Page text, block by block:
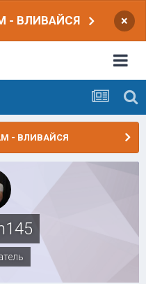
- ВЛИВАЙСЯ ×
- ВЛИВАЙСЯ